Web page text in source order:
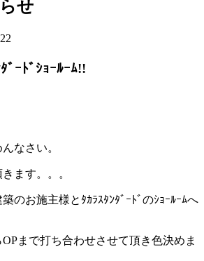
せ
ｰﾄﾞｼｮｰﾙｰﾑ!!
なさい。
ます。。。
のお施主様とﾀｶﾗｽﾀﾝﾀﾞｰﾄﾞのｼｮｰﾙｰﾑへ
まで打ち合わせさせて頂き色決めま